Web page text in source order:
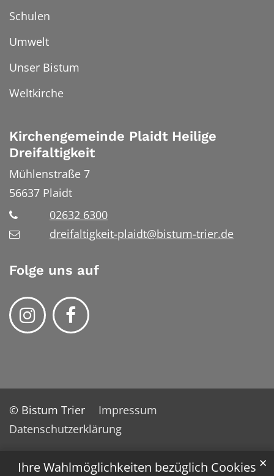
Ihre Wahlmöglichkeiten bezüglich Cookies ✕
Schulen
Umwelt
Unser Bistum
Weltkirche
Kirchengemeinde Plaidt Heilige
Dreifaltigkeit
Mühlenstraße 7
56637 Plaidt
02632 6300
dreifaltigkeit-plaidt@bistum-trier.de
Folge uns auf
© Bistum Trier
Impressum
Datenschutzerklärung